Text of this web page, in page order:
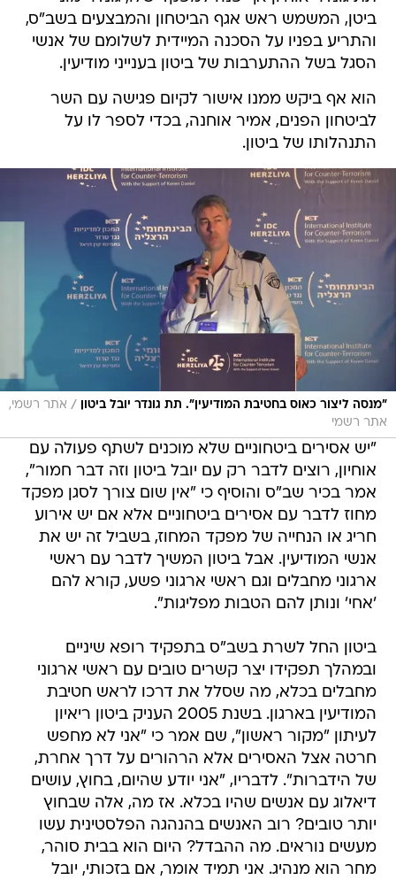
ביטן, המשמש ראש אגף הביטחון והמבצעים בשב"ס,
והתריע בפניו על הסכנה המיידית לשלומם של אנשי
הסגל בשל ההתערבות של ביטון בענייני מודיעין.
הוא אף ביקש ממנו אישור לקיום פגישה עם השר
לביטחון הפנים, אמיר אוחנה, בכדי לספר לו על
התנהלותו של ביטון.
"מנסה ליצור כאוס בחטיבת המודיעין". תת גונדר יובל ביטון / אתר רשמי,
אתר רשמי
"יש אסירים ביטחוניים שלא מוכנים לשתף פעולה עם
אוחיון, רוצים לדבר רק עם יובל ביטון וזה דבר חמור",
אמר בכיר שב"ס והוסיף כי "אין שום צורך לסגן מפקד
מחוז לדבר עם אסירים ביטחוניים אלא אם יש אירוע
חריג או הנחייה של מפקד המחוז, בשביל זה יש את
אנשי המודיעין. אבל ביטון המשיך לדבר עם ראשי
ארגוני מחבלים וגם ראשי ארגוני פשע, קורא להם
'אחי' ונותן להם הטבות מפליגות".
ביטון החל לשרת בשב"ס בתפקיד רופא שיניים
ובמהלך תפקידו יצר קשרים טובים עם ראשי ארגוני
מחבלים בכלא, מה שסלל את דרכו לראש חטיבת
המודיעין בארגון. בשנת 2005 העניק ביטון ריאיון
לעיתון "מקור ראשון", שם אמר כי "אני לא מחפש
חרטה אצל האסירים אלא הרהורים על דרך אחרת,
של הידברות". לדבריו, "אני יודע שהיום, בחוץ, עושים
דיאלוג עם אנשים שהיו בכלא. אז מה, אלה שבחוץ
יותר טובים? רוב האנשים בהנהגה הפלסטינית עשו
מעשים נוראים. מה ההבדל? היום הוא בבית סוהר,
מחר הוא מנהיג. אני תמיד אומר, אם בזכותי, יובל